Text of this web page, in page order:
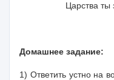
Царства ты
и
Домашнее задание:
1) Ответить устно на